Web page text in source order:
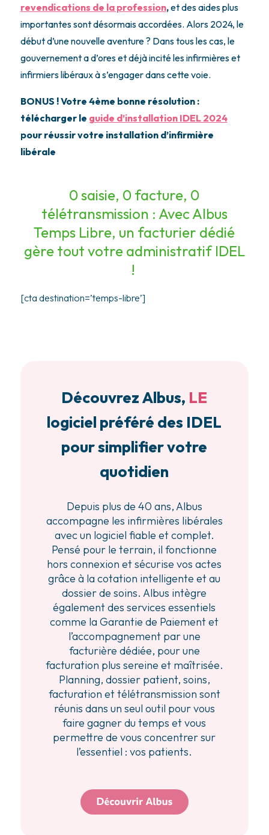
revendications de la profession,et des aides plus
importantes sont désormais accordées. Alors 2024, le
début d’une nouvelle aventure ? Dans tous les cas, le
gouvernement a d’ores et déjà incité les infirmières et
infirmiers libéraux à s’engager dans cette voie.
BONUS ! Votre 4ème bonne résolution :
télécharger le guide d’installation IDEL 2024
pour réussir votre installation d’infirmière
libérale
0 saisie, 0 facture, 0
télétransmission : Avec Albus
Temps Libre, un facturier dédié
gère tout votre administratif IDEL
!
[cta destination=’temps-libre’]
Découvrez Albus, LE
logiciel préféré des IDEL
pour simplifier votre
quotidien
Depuis plus de 40 ans, Albus
accompagne les infirmières libérales
avec un logiciel fiable et complet.
Pensé pour le terrain, il fonctionne
hors connexion et sécurise vos actes
grâce à la cotation intelligente et au
dossier de soins. Albus intègre
également des services essentiels
comme la Garantie de Paiement et
l’accompagnement par une
facturière dédiée, pour une
facturation plus sereine et maîtrisée.
Planning, dossier patient, soins,
facturation et télétransmission sont
réunis dans un seul outil pour vous
faire gagner du temps et vous
permettre de vous concentrer sur
l’essentiel : vos patients.